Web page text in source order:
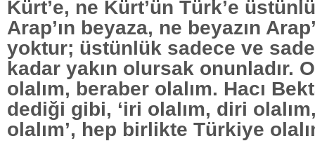
Kürt’e, ne Kürt’ün Türk’e
Arap’ın beyaza, ne beyazın
yoktur; üstünlük sadece ve
kadar yakın olursak onunladır.
olalım, beraber olalım. Hacı
dediği gibi, ‘iri olalım, diri
olalım’, hep birlikte Türkiye